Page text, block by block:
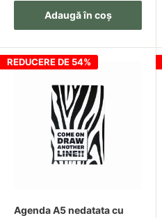
Adaugă în coș
REDUCERE DE 54%
Agenda A5 nedatata cu